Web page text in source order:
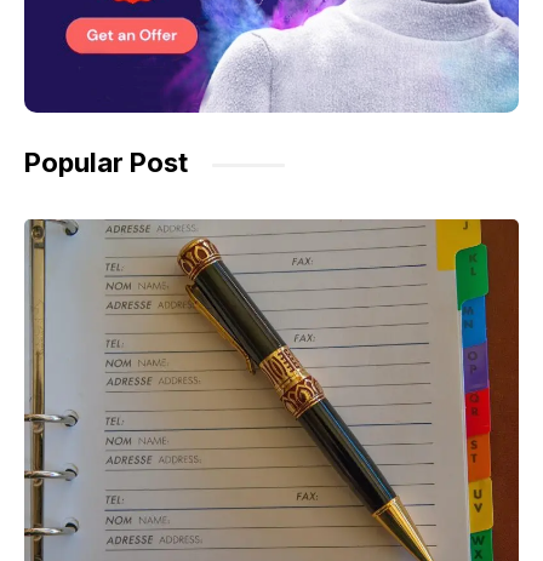
Popular Post